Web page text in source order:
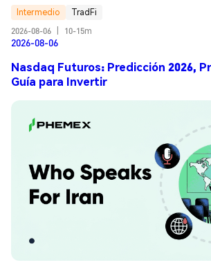
Intermedio
TradFi
2026-08-06
10-15m
2026-08-06
Nasdaq Futuros: Predicción 2026,
Guía para Invertir